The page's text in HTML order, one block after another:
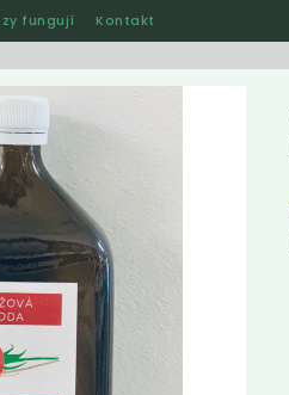
fungují Kontakt
Ostatní
Nejlevnější